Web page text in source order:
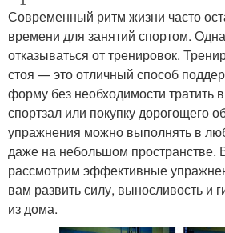
Современный ритм жизни часто
времени для занятий спортом.
отказываться от тренировок.
стоя — это отличный способ
форму без необходимости тратить
спортзал или покупку дорогощего
упражнения можно выполнять в
даже на небольшом пространстве.
рассмотрим эффективные
вам развить силу, выносливость и
из дома.